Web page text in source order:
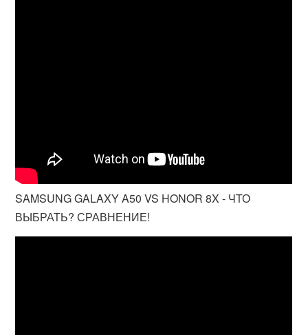
SAMSUNG GALAXY A50 VS HONOR 8X - ЧТО
ВЫБРАТЬ? СРАВНЕНИЕ!